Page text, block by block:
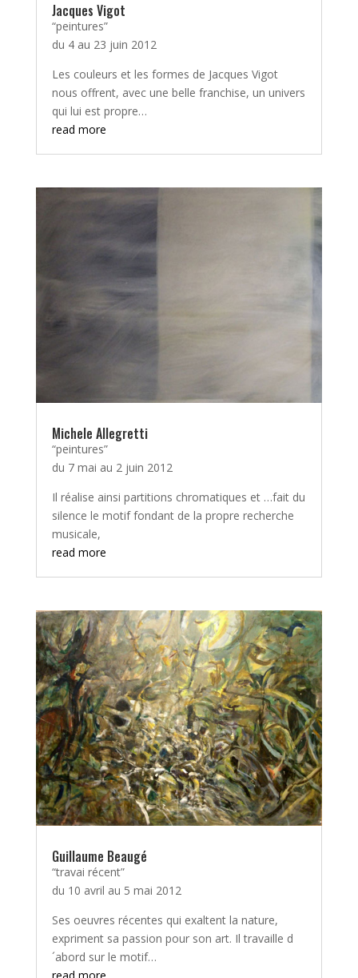
Jacques Vigot
“peintures”
du 4 au 23 juin 2012
Les couleurs et les formes de Jacques Vigot
nous offrent, avec une belle franchise, un univers
qui lui est propre…
read more
Michele Allegretti
“peintures”
du 7 mai au 2 juin 2012
Il réalise ainsi partitions chromatiques et …fait du
silence le motif fondant de la propre recherche
musicale,
read more
Guillaume Beaugé
“travai récent”
du 10 avril au 5 mai 2012
Ses oeuvres récentes qui exaltent la nature,
expriment sa passion pour son art. Il travaille d
´abord sur le motif…